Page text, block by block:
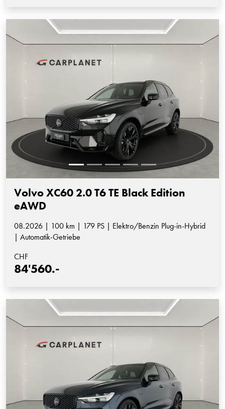
Volvo XC60 2.0 T6 TE Black Edition
eAWD
08.2026 | 100 km | 179 PS | Elektro/Benzin Plug-in-Hybrid
| Automatik-Getriebe
CHF
84'560.-